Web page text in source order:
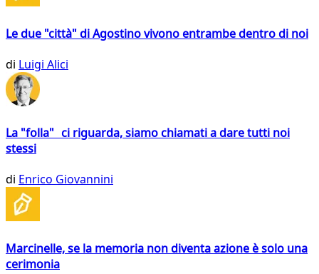
Le due "città" di Agostino vivono entrambe dentro di noi
di Luigi Alici
La "folla" ci riguarda, siamo chiamati a dare tutti noi
stessi
di Enrico Giovannini
Marcinelle, se la memoria non diventa azione è solo una
cerimonia